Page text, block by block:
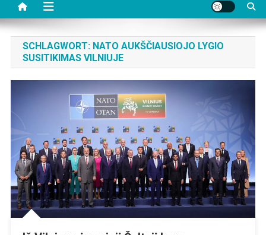
SCHLAGWORT: NATO AUKŠČIAUSIOJO LYGIO
SUSITIKIMAS VILNIUJE